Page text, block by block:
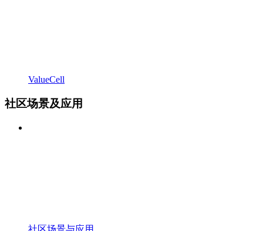
ValueCell
社区场景及应用
社区场景与应用